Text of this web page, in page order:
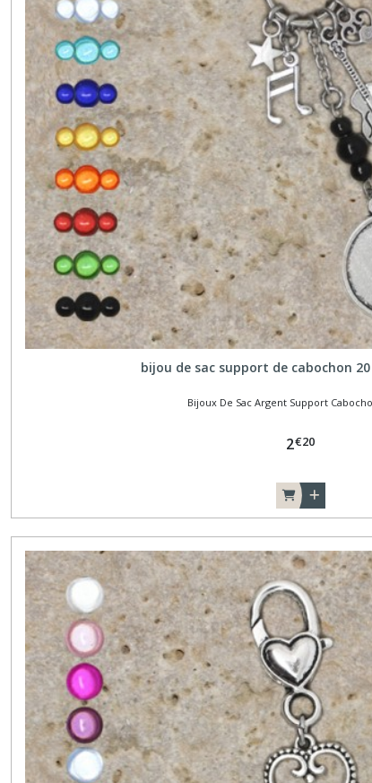
bijou de sac support de cabochon
Bijoux De Sac Argent Support
2€20